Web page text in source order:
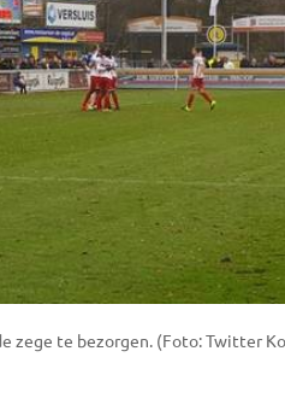
zege te bezorgen. (Foto: Twitter